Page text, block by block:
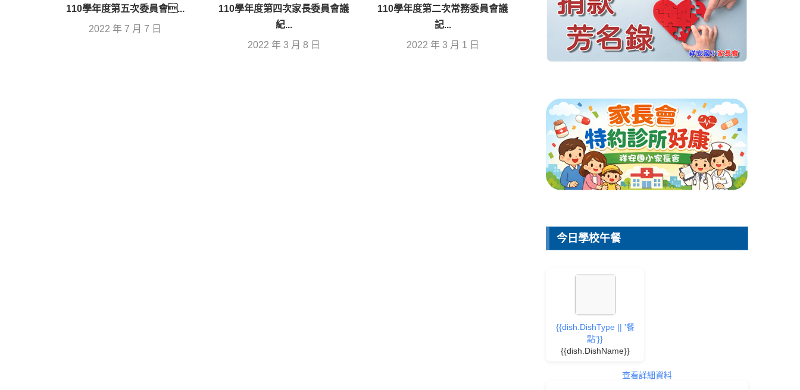
110學年度第五次委員會...
2022 年 7 月 7 日
110學年度第四次家長委員會議
紀...
2022 年 3 月 8 日
110學年度第二次常務委員會議
記...
2022 年 3 月 1 日
今日學校午餐
{{dish.DishType || '餐
點'}}
{{dish.DishName}}
查看詳細資料